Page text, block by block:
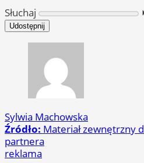
Słuchaj
Udostępnij
Sylwia Machowska
Źródło: Materiał zewnętrzny
partnera
reklama